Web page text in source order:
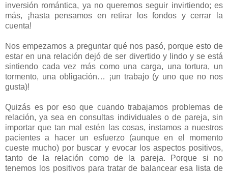
inversión romántica, ya no queremos seguir invirtiendo; es
más, ¡hasta pensamos en retirar los fondos y cerrar la
cuenta!
Nos empezamos a preguntar qué nos pasó, porque esto de
estar en una relación dejó de ser divertido y lindo y se está
sintiendo cada vez más como una carga, una tortura, un
tormento, una obligación… ¡un trabajo (y uno que no nos
gusta)!
Quizás es por eso que cuando trabajamos problemas de
relación, ya sea en consultas individuales o de pareja, sin
importar que tan mal estén las cosas, instamos a nuestros
pacientes a hacer un esfuerzo (aunque en el momento
cueste mucho) por buscar y evocar los aspectos positivos,
tanto de la relación como de la pareja. Porque si no
tenemos los positivos para tratar de balancear esa lista de